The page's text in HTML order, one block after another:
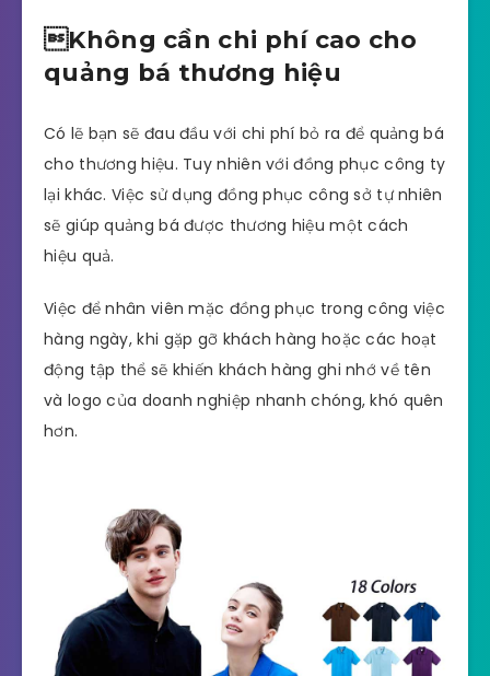
Không cần chi phí cao cho
quảng bá thương hiệu
Có lẽ bạn sẽ đau đầu với chi phí bỏ ra để quảng bá
cho thương hiệu. Tuy nhiên với đồng phục công ty
lại khác. Việc sử dụng đồng phục công sở tự nhiên
sẽ giúp quảng bá được thương hiệu một cách
hiệu quả.
Việc để nhân viên mặc đồng phục trong công việc
hàng ngày, khi gặp gỡ khách hàng hoặc các hoạt
động tập thể sẽ khiến khách hàng ghi nhớ về tên
và logo của doanh nghiệp nhanh chóng, khó quên
hơn.